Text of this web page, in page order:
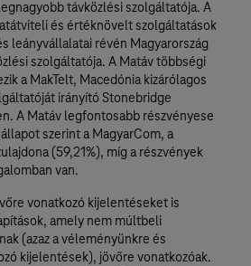
távközlési szolgáltatója. A
és értéknövelt szolgáltatások
leányvállalatai révén Magyarország
szolgáltatója. A Matáv többségi
a MakTelt, Macedónia kizárólagos
irányító Stonebridge
A Matáv legfontosabb részvényese
szerint a MagyarCom, a
(59,21%), míg a részvények
van.
vonatkozó kijelentéseket is
amely nem múltbeli
(azaz a véleményünkre és
kijelentések), jövőre vonatkozóak.